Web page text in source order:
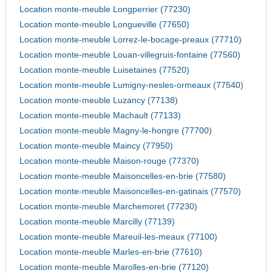
Location monte-meuble Longperrier (77230)
Location monte-meuble Longueville (77650)
Location monte-meuble Lorrez-le-bocage-preaux (77710)
Location monte-meuble Louan-villegruis-fontaine (77560)
Location monte-meuble Luisetaines (77520)
Location monte-meuble Lumigny-nesles-ormeaux (77540)
Location monte-meuble Luzancy (77138)
Location monte-meuble Machault (77133)
Location monte-meuble Magny-le-hongre (77700)
Location monte-meuble Maincy (77950)
Location monte-meuble Maison-rouge (77370)
Location monte-meuble Maisoncelles-en-brie (77580)
Location monte-meuble Maisoncelles-en-gatinais (77570)
Location monte-meuble Marchemoret (77230)
Location monte-meuble Marcilly (77139)
Location monte-meuble Mareuil-les-meaux (77100)
Location monte-meuble Marles-en-brie (77610)
Location monte-meuble Marolles-en-brie (77120)